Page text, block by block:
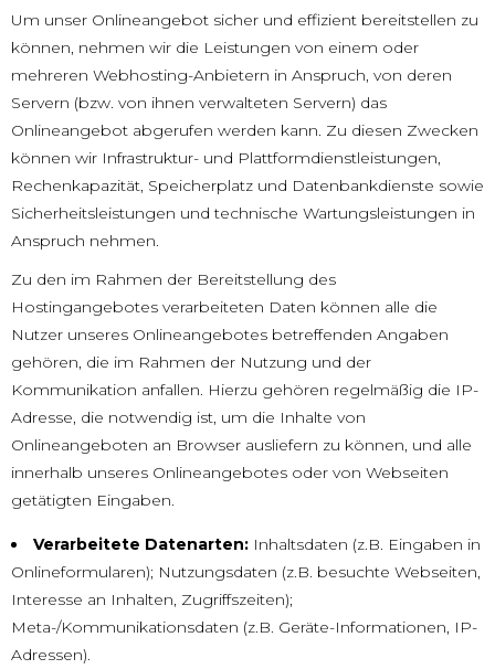
Um unser Onlineangebot sicher und effizient bereitstellen zu
können, nehmen wir die Leistungen von einem oder
mehreren Webhosting-Anbietern in Anspruch, von deren
Servern (bzw. von ihnen verwalteten Servern) das
Onlineangebot abgerufen werden kann. Zu diesen Zwecken
können wir Infrastruktur- und Plattformdienstleistungen,
Rechenkapazität, Speicherplatz und Datenbankdienste sowie
Sicherheitsleistungen und technische Wartungsleistungen in
Anspruch nehmen.
Zu den im Rahmen der Bereitstellung des
Hostingangebotes verarbeiteten Daten können alle die
Nutzer unseres Onlineangebotes betreffenden Angaben
gehören, die im Rahmen der Nutzung und der
Kommunikation anfallen. Hierzu gehören regelmäßig die IP-
Adresse, die notwendig ist, um die Inhalte von
Onlineangeboten an Browser ausliefern zu können, und alle
innerhalb unseres Onlineangebotes oder von Webseiten
getätigten Eingaben.
Verarbeitete Datenarten: Inhaltsdaten (z.B. Eingaben in
Onlineformularen); Nutzungsdaten (z.B. besuchte Webseiten,
Interesse an Inhalten, Zugriffszeiten);
Meta-/Kommunikationsdaten (z.B. Geräte-Informationen, IP-
Adressen).